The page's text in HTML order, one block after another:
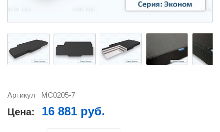
Артикул MC0205-7
Цена: 16 881 руб.